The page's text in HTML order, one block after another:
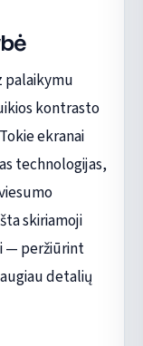
palaikymu
kontrasto
ekranai
technologijas,
skiriamoji
— peržiūrint
detalių